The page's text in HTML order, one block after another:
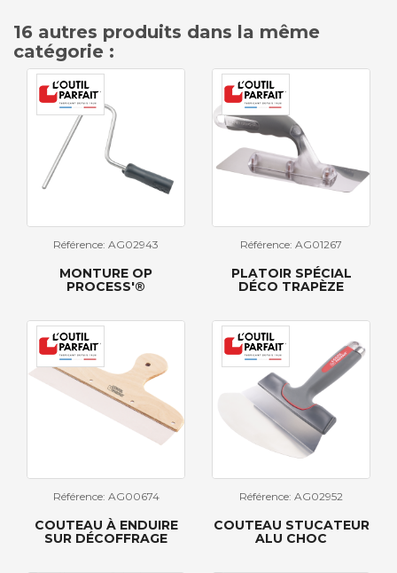
16 autres produits dans la même
catégorie :
Référence: AG02943
MONTURE OP
PROCESS'®
Référence: AG01267
PLATOIR SPÉCIAL
DÉCO TRAPÈZE
Référence: AG00674
COUTEAU À ENDUIRE
SUR DÉCOFFRAGE
Référence: AG02952
COUTEAU STUCATEUR
ALU CHOC